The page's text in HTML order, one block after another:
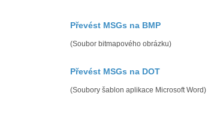
Převést MSGs na BMP
(Soubor bitmapového obrázku)
Převést MSGs na DOT
(Soubory šablon aplikace Microsoft Word)